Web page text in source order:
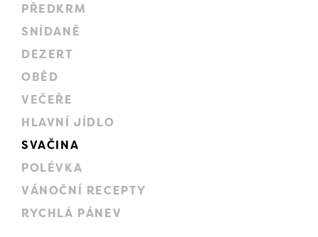
PŘEDKRM
SNÍDANĚ
DEZERT
OBĚD
VEČEŘE
HLAVNÍ JÍDLO
SVAČINA
POLÉVKA
VÁNOČNÍ RECEPTY
RYCHLÁ PÁNEV